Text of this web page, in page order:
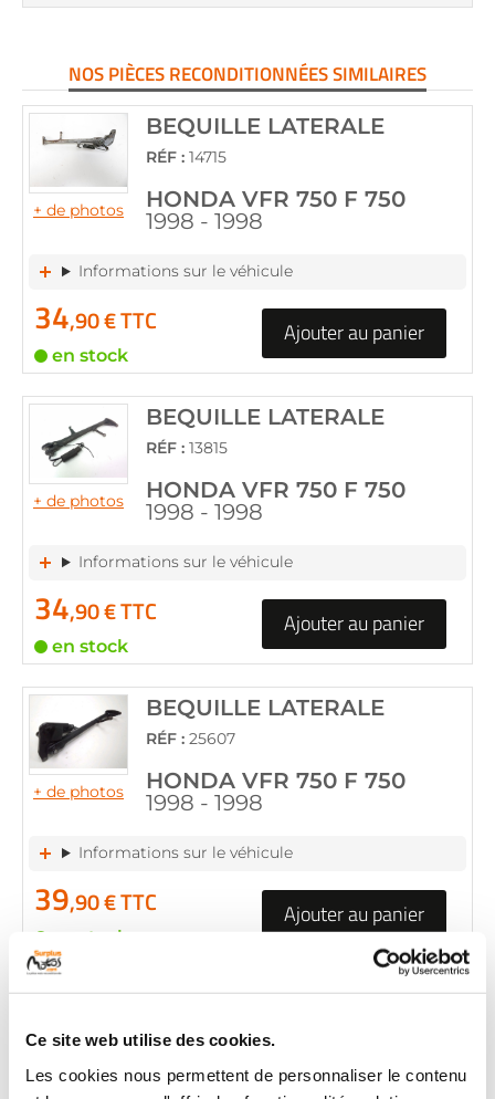
Ce site web utilise des cookies.
Les cookies nous permettent de personnaliser le contenu
NOS PIÈCES RECONDITIONNÉES SIMILAIRES
+ de photos
BEQUILLE LATERALE
RÉF : 14715
HONDA VFR 750 F 750
1998 - 1998
Informations sur le véhicule
34,90 € TTC
en stock
Ajouter au panier
+ de photos
BEQUILLE LATERALE
RÉF : 13815
HONDA VFR 750 F 750
1998 - 1998
Informations sur le véhicule
34,90 € TTC
en stock
Ajouter au panier
+ de photos
BEQUILLE LATERALE
RÉF : 25607
HONDA VFR 750 F 750
1998 - 1998
Informations sur le véhicule
39,90 € TTC
en stock
Ajouter au panier
+ de photos
BEQUILLE LATERALE
RÉF :
HONDA VFR 750 F 750